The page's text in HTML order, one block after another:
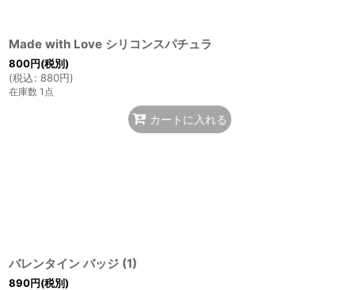
Made with Love シリコンスパチュラ
800円(税別)
(税込: 880円)
在庫数 1点
カートに入れる
バレンタイン バッジ (1)
890円(税別)